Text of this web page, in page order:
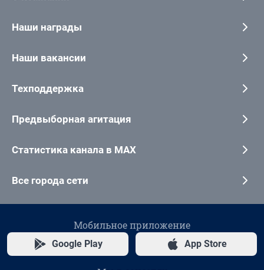
Наши награды
Наши вакансии
Техподдержка
Предвыборная агитация
Статистика канала в MAX
Все города сети
Мобильное приложение
Google Play App Store